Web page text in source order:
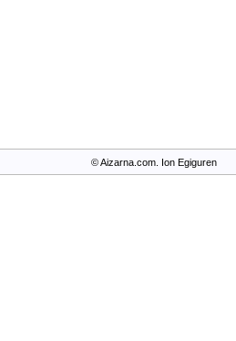
© Aizarna.com. Ion Egiguren